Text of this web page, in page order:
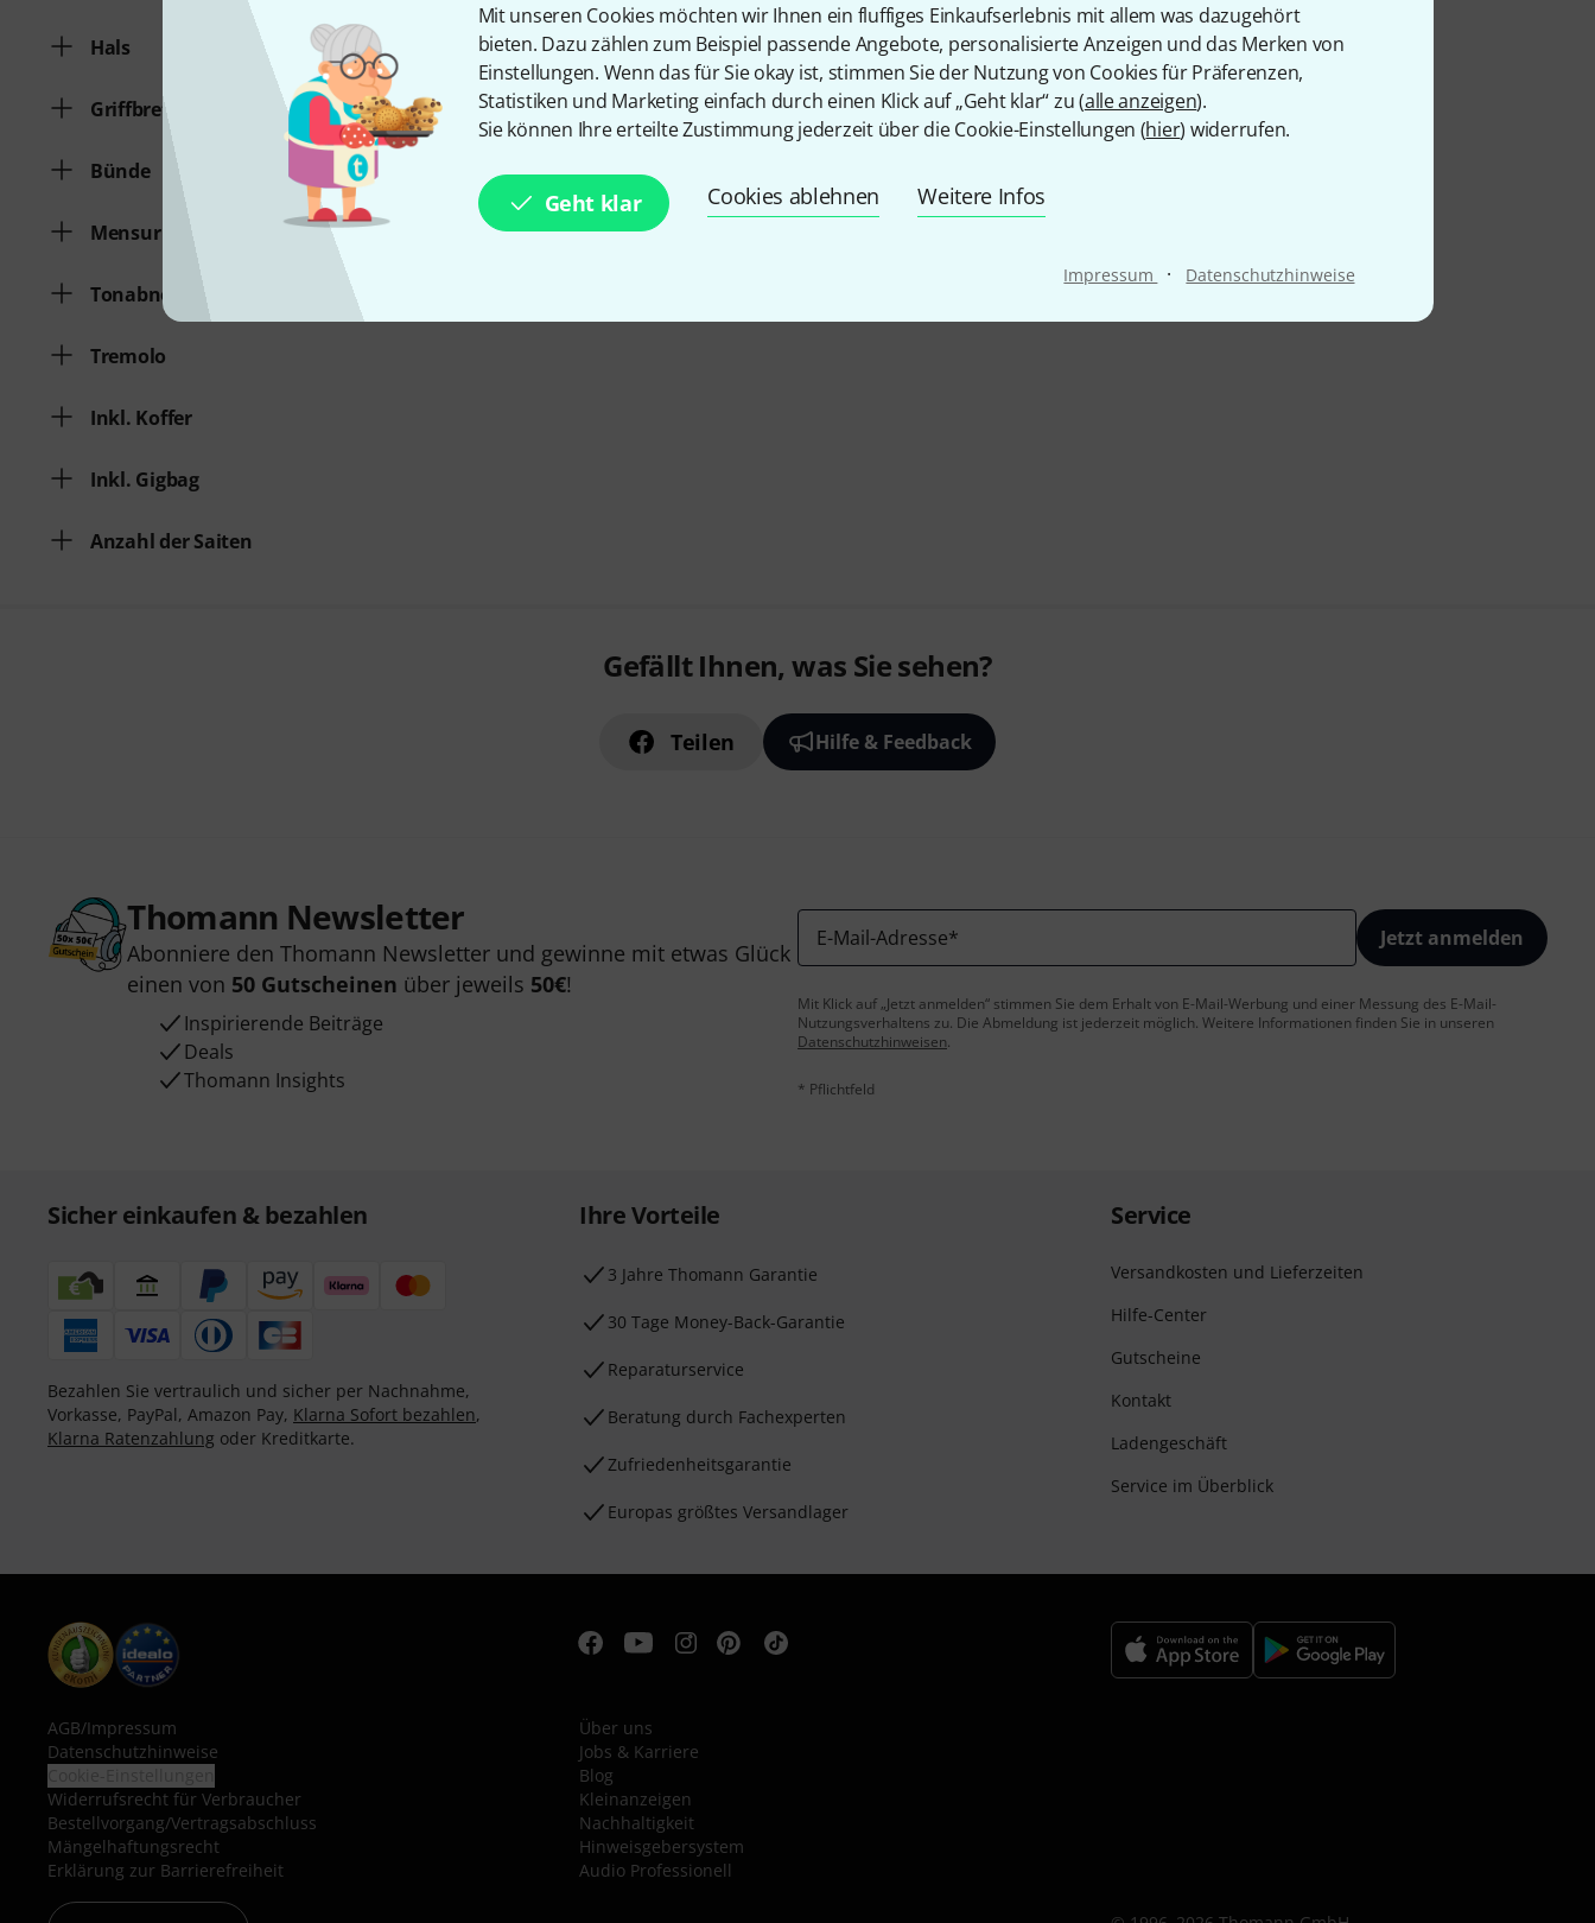
Mit unseren Cookies möchten wir Ihnen ein fluffiges Einkaufserlebnis mit allem was dazugehört
bieten. Dazu zählen zum Beispiel passende Angebote, personalisierte Anzeigen und das Merken von
Einstellungen. Wenn das für Sie okay ist, stimmen Sie der Nutzung von Cookies für Präferenzen,
Statistiken und Marketing einfach durch einen Klick auf „Geht klar“ zu (alle anzeigen).
Sie können Ihre erteilte Zustimmung jederzeit über die Cookie-Einstellungen (hier) widerrufen.
Geht klar Cookies ablehnen Weitere Infos
Impressum · Datenschutzhinweise
Hals
Griffbrett
Bünde
Mensur
Tonabnehmerbestückung
Tremolo
Inkl. Koffer
Inkl. Gigbag
Anzahl der Saiten
Gefällt Ihnen, was Sie sehen?
Teilen Hilfe & Feedback
Thomann Newsletter
Abonniere den Thomann Newsletter und gewinne mit etwas Glück
einen von 50 Gutscheinen über jeweils 50€!
Inspirierende Beiträge
Deals
Thomann Insights
E-Mail-Adresse* Jetzt anmelden
Mit Klick auf „Jetzt anmelden“ stimmen Sie dem Erhalt von E-Mail-Werbung und einer Messung des E-Mail-
Nutzungsverhaltens zu. Die Abmeldung ist jederzeit möglich. Weitere Informationen finden Sie in unseren
Datenschutzhinweisen.
* Pflichtfeld
Sicher einkaufen & bezahlen
Bezahlen Sie vertraulich und sicher per Nachnahme,
Vorkasse, PayPal, Amazon Pay, Klarna Sofort bezahlen,
Klarna Ratenzahlung oder Kreditkarte.
Ihre Vorteile
3 Jahre Thomann Garantie
30 Tage Money-Back-Garantie
Reparaturservice
Beratung durch Fachexperten
Zufriedenheitsgarantie
Europas größtes Versandlager
Service
Versandkosten und Lieferzeiten
Hilfe-Center
Gutscheine
Kontakt
Ladengeschäft
Service im Überblick
AGB/Impressum
Datenschutzhinweise
Widerrufsrecht für Verbraucher
Bestellvorgang/Vertragsabschluss
Mängelhaftungsrecht
Erklärung zur Barrierefreiheit
Über uns
Jobs & Karriere
Blog
Kleinanzeigen
Nachhaltigkeit
Hinweisgebersystem
Audio Professionell